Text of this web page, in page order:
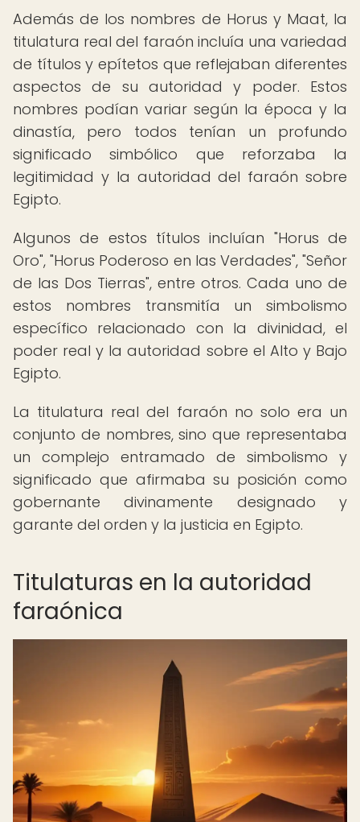
Además de los nombres de Horus y Maat, la
titulatura real del faraón incluía una variedad
de títulos y epítetos que reflejaban diferentes
aspectos de su autoridad y poder. Estos
nombres podían variar según la época y la
dinastía, pero todos tenían un profundo
significado simbólico que reforzaba la
legitimidad y la autoridad del faraón sobre
Egipto.
Algunos de estos títulos incluían "Horus de
Oro", "Horus Poderoso en las Verdades", "Señor
de las Dos Tierras", entre otros. Cada uno de
estos nombres transmitía un simbolismo
específico relacionado con la divinidad, el
poder real y la autoridad sobre el Alto y Bajo
Egipto.
La titulatura real del faraón no solo era un
conjunto de nombres, sino que representaba
un complejo entramado de simbolismo y
significado que afirmaba su posición como
gobernante divinamente designado y
garante del orden y la justicia en Egipto.
Titulaturas en la autoridad
faraónica